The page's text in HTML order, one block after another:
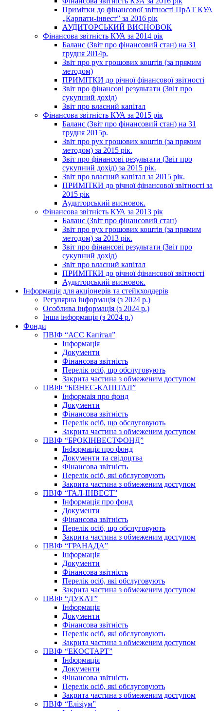
Примітки до фінансової звітності ПрАТ КУА
„Карпати-інвест” за 2016 рік
АУДИТОРСЬКИЙ ВИСНОВОК
Фінансова звітність КУА за 2014 рік
Баланс (Звіт про фінансовий стан) на 31
грудня 2014р.
Звіт про рух грошових коштів (за прямим
методом)
ПРИМІТКИ до річної фінансової звітності
Звіт про фінансові результати (Звіт про
сукупний дохід)
Звіт про власний капітал
Фінансова звітність КУА за 2015 рік
Баланс (Звіт про фінансовий стан) на 31
грудня 2015р.
Звіт про рух грошових коштів (за прямим
методом) за 2015 рік.
Звіт про фінансові результати (Звіт про
сукупний дохід) за 2015 рік.
Звіт про власний капітал за 2015 рік.
ПРИМІТКИ до річної фінансової звітності за
2015 рік
Аудиторський висновок.
Фінансова звітність КУА за 2013 рік
Баланс (Звіт про фінансовий стан)
Звіт про рух грошових коштів (за прямим
методом) за 2013 рік.
Звіт про фінансові результати (Звіт про
сукупний дохід)
Звіт про власний капітал
ПРИМІТКИ до річної фінансової звітності
Аудиторський висновок.
Інформація для акціонерів та стейкхолдерів
Регулярна інформація (з 2024 р.)
Особлива інформація (з 2024 р.)
Інша інформація (з 2024 р.)
Фонди
ПВІФ “АСС Капітал”
Інформація
Документи
Фінансова звітність
Перелік осіб, що обслуговують
Закрита частина з обмеженим доступом
ПВІФ “БІЗНЕС-КАПІТАЛ”
Інформаія про фонд
Документи
Фінансова звітність
Перелік осіб, що обслуговують
Закрита частина з обмеженим доступом
ПВІФ “БРОКІНВЕСТФОНД”
Інформація про фонд
Документи та свідоцтва
Фінансова звітність
Перелік осіб, які обслуговують
Закрита частина з обмеженим доступом
ПВІФ “ГАЛ-ІНВЕСТ”
Інформація про фонд
Документи
Фінансова звітність
Перелік осіб, що обслуговують
Закрита частина з обмеженим доступом
ПВІФ “ГРАНАДА”
Інформація
Документи
Фінансова звітність
Перелік осіб, які обслуговують
Закрита частина з обмеженим доступом
ПВІФ “ДУКАТ”
Інформація
Документи
Фінансова звітність
Перелік осіб, які обслуговують
Закрита частина з обмеженим доступом
ПВІФ “ЕКОСТАРТ”
Інформація
Документи
Фінансова звітність
Перелік осіб, які обслуговують
Закрита частина з обмеженим доступом
ПВІФ “Елізіум”